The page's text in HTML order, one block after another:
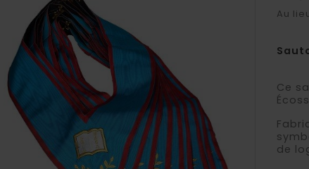
Au
Ce
de